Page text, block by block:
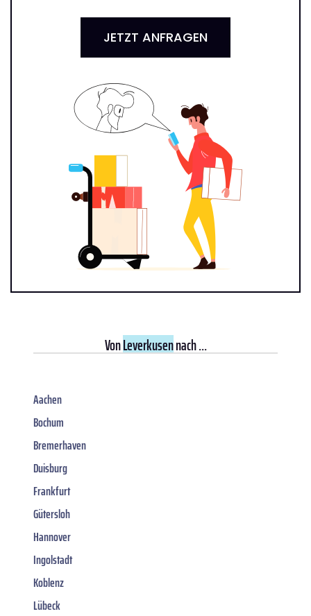
JETZT ANFRAGEN
VonLeverkusennach ...
Aachen
Bochum
Bremerhaven
Duisburg
Frankfurt
Gütersloh
Hannover
Ingolstadt
Koblenz
Lübeck